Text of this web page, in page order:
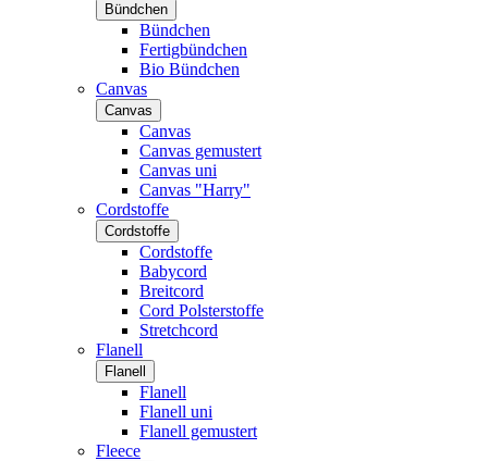
Bündchen
Bündchen
Fertigbündchen
Bio Bündchen
Canvas
Canvas
Canvas
Canvas gemustert
Canvas uni
Canvas "Harry"
Cordstoffe
Cordstoffe
Cordstoffe
Babycord
Breitcord
Cord Polsterstoffe
Stretchcord
Flanell
Flanell
Flanell
Flanell uni
Flanell gemustert
Fleece